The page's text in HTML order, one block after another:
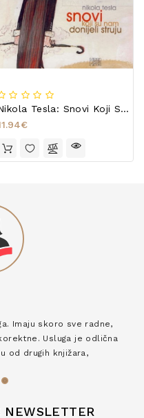
Nikola Tesla: Snovi Koji Su Nam Donijeli Struju
Imaju skoro sve radne,
Usluga je odlična
od drugih knjižara,